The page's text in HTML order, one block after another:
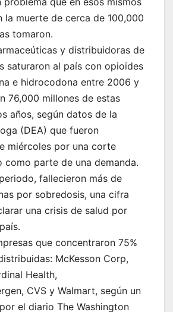
la muerte de cerca de 100,000
tomaron.
y distribuidoras de
saturaron al país con opioides
e hidrocodona entre 2006 y
76,000 millones de estas
años, según datos de la
(DEA) que fueron
miércoles por una corte
como parte de una demanda.
fallecieron más de
por sobredosis, una cifra
una crisis de salud por
que concentraron 75%
McKesson Corp,
Health,
CVS y Walmart, según un
el diario The Washington